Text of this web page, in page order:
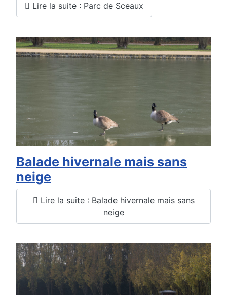
Lire la suite : Parc de Sceaux
Balade hivernale mais sans
neige
Lire la suite : Balade hivernale mais sans
neige